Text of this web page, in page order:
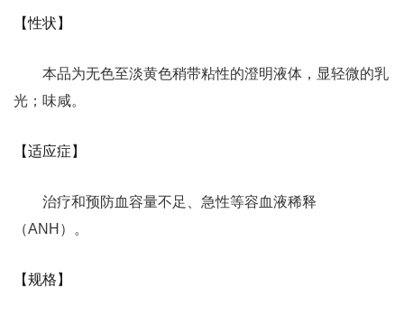
【性状】
本品为无色至淡黄色稍带粘性的澄明液体，显轻微的乳
光；味咸。
【适应症】
治疗和预防血容量不足、急性等容血液稀释
（ANH）。
【规格】